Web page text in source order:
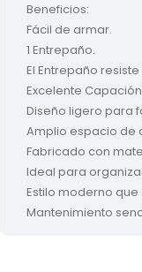
Beneficios:
Fácil de armar.
1 Entrepaño.
El Entrepaño resiste
Excelente
Diseño ligero para
Amplio espacio de
Fabricado con
Ideal para
Estilo moderno
Mantenimiento